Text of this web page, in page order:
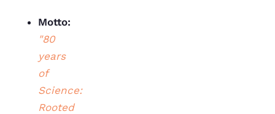
Motto:
"80
years
of
Science:
Rooted